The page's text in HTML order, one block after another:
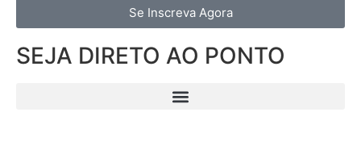
Se Inscreva Agora
SEJA DIRETO AO PONTO